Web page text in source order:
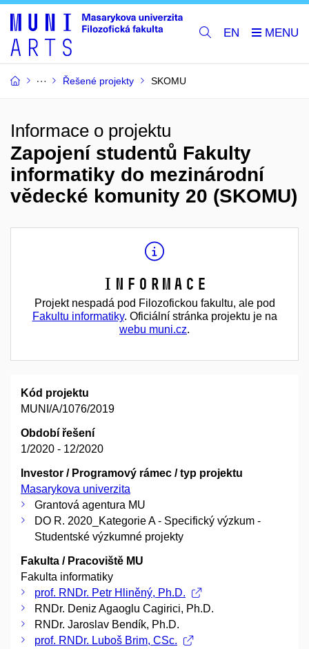
EN
Řešené projekty SKOMU
Informace o projektu
Zapojení studentů Fakulty
informatiky do mezinárodní
vědecké komunity 20 (SKOMU)
Informace
Projekt nespadá pod Filozofickou fakultu, ale pod
Fakultu informatiky. Oficiální stránka projektu je na
webu muni.cz.
Kód projektu
MUNI/A/1076/2019
Období řešení
1/2020 - 12/2020
Investor / Programový rámec / typ projektu
Masarykova univerzita
Grantová agentura MU
DO R. 2020_Kategorie A - Specifický výzkum -
Studentské výzkumné projekty
Fakulta / Pracoviště MU
Fakulta informatiky
prof. RNDr. Petr Hliněný, Ph.D.
RNDr. Deniz Agaoglu Cagirici, Ph.D.
RNDr. Jaroslav Bendík, Ph.D.
prof. RNDr. Luboš Brim, CSc.